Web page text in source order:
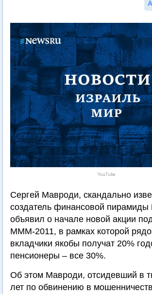
YouTube
Сергей Мавроди, скандально
создатель финансовой
объявил о начале новой акции
МММ-2011, в рамках которой
вкладчики якобы получат 20%
пенсионеры – все 30%.
Об этом Мавроди, отсидевший в
лет по обвинению в